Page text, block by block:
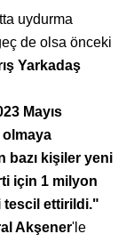
uydurma
de olsa önceki
Yarkadaş
Mayıs
olmaya
bazı kişiler yeni
için 1 milyon
tescil ettirildi."
Akşener'le